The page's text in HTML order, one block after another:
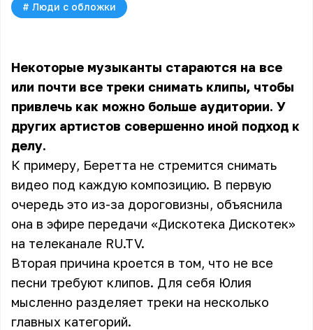
# Люди с обложки
Некоторые музыканты стараются на все
или почти все треки снимать клипы, чтобы
привлечь как можно больше аудитории. У
других артистов совершенно иной подход к
делу.
К примеру, Беретта не стремится снимать
видео под каждую композицию. В первую
очередь это из-за дороговизны, объяснила
она в эфире передачи «Дискотека Дискотек»
на телеканале RU.TV.
Вторая причина кроется в том, что не все
песни требуют клипов. Для себя Юлия
мысленно разделяет треки на несколько
главных категорий.